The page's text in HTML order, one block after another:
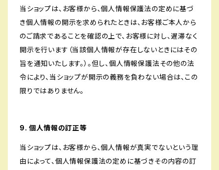
当ショップは、お客様から、個人情報保護法の定めに基づ
き個人情報の開示を求められたときは、お客様ご本人から
のご請求であることを確認の上で、お客様に対し、遅滞なく
開示を行います（当該個人情報が存在しないときにはその
旨を通知いたします。）。但し、個人情報保護法その他の法
令により、当ショップが開示の義務を負わない場合は、この
限りではありません。
9. 個人情報の訂正等
当ショップは、お客様から、個人情報が真実でないという理
由によって、個人情報保護法の定めに基づきその内容の訂